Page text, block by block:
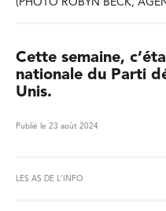
(PHOTO ROBYN BECK,
Cette semaine,
nationale du Parti
Unis.
Publié le 23 août 2024
LES AS DE L'INFO